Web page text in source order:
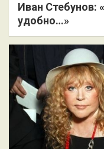
Иван Стебунов:
удобно…»